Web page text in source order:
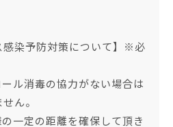
感染予防対策について】※必
ル消毒の協力がない場合は
ん。
一定の距離を確保して頂き